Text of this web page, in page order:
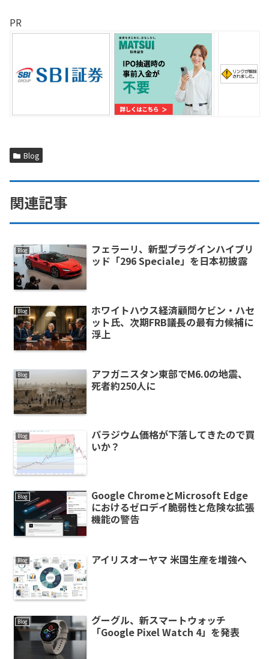
PR
Blog
関連記事
Blog
フェラーリ、新型プラグインハイブリ
ッド「296 Speciale」を日本初披露
Blog
ホワイトハウス経済顧問ケビン・ハセ
ット氏、次期FRB議長の最有力候補に
浮上
Blog
アフガニスタン東部でM6.0の地震、
死者約250人に
Blog
パラジウム価格が下落してきたので買
いか？
Blog
Google ChromeとMicrosoft Edge
におけるゼロデイ脆弱性と危険な拡張
機能の警告
Blog アイリスオーヤマ 米国生産を増強へ
Blog
グーグル、新スマートウォッチ
「Google Pixel Watch 4」を発表